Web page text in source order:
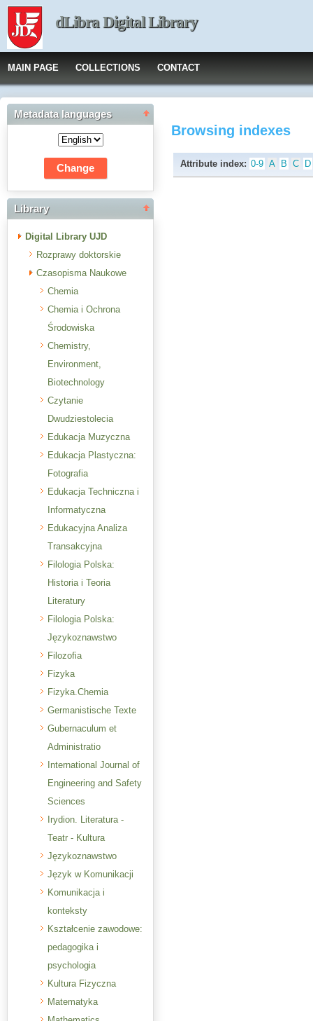
dLibra Digital Library
MAIN PAGE COLLECTIONS CONTACT
Metadata languages
Library
Digital Library UJD
Rozprawy doktorskie
Czasopisma Naukowe
Chemia
Chemia i Ochrona
Środowiska
Chemistry,
Environment,
Biotechnology
Czytanie
Dwudziestolecia
Edukacja Muzyczna
Edukacja Plastyczna:
Fotografia
Edukacja Techniczna i
Informatyczna
Edukacyjna Analiza
Transakcyjna
Filologia Polska:
Historia i Teoria
Literatury
Filologia Polska:
Językoznawstwo
Filozofia
Fizyka
Fizyka.Chemia
Germanistische Texte
Gubernaculum et
Administratio
International Journal of
Engineering and Safety
Sciences
Irydion. Literatura -
Teatr - Kultura
Językoznawstwo
Język w Komunikacji
Komunikacja i
konteksty
Kształcenie zawodowe:
pedagogika i
psychologia
Kultura Fizyczna
Matematyka
Browsing indexes
Attribute index: 0-9 A B C D